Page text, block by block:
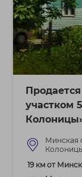
участком
Минская
19 км от